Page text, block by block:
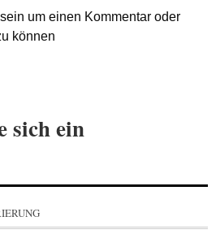
um einen Kommentar oder
können
sich ein